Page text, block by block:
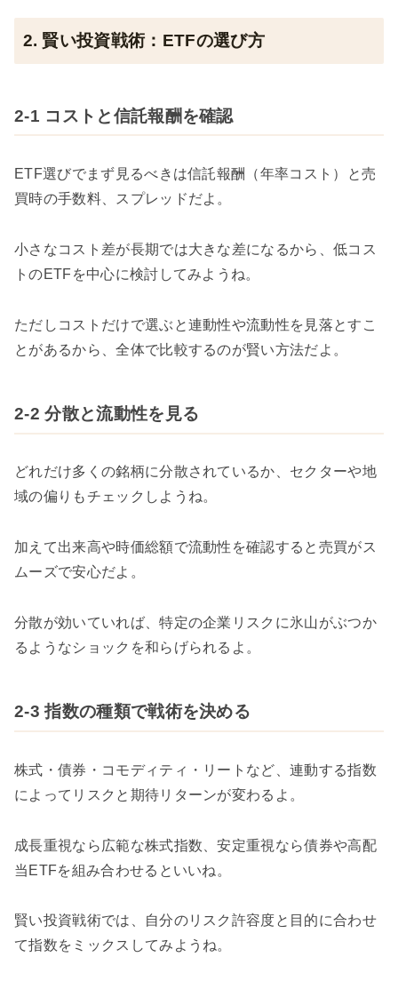
2. 賢い投資戦術：ETFの選び方
2-1 コストと信託報酬を確認
ETF選びでまず見るべきは信託報酬（年率コスト）と売
買時の手数料、スプレッドだよ。
小さなコスト差が長期では大きな差になるから、低コス
トのETFを中心に検討してみようね。
ただしコストだけで選ぶと連動性や流動性を見落とすこ
とがあるから、全体で比較するのが賢い方法だよ。
2-2 分散と流動性を見る
どれだけ多くの銘柄に分散されているか、セクターや地
域の偏りもチェックしようね。
加えて出来高や時価総額で流動性を確認すると売買がス
ムーズで安心だよ。
分散が効いていれば、特定の企業リスクに氷山がぶつか
るようなショックを和らげられるよ。
2-3 指数の種類で戦術を決める
株式・債券・コモディティ・リートなど、連動する指数
によってリスクと期待リターンが変わるよ。
成長重視なら広範な株式指数、安定重視なら債券や高配
当ETFを組み合わせるといいね。
賢い投資戦術では、自分のリスク許容度と目的に合わせ
て指数をミックスしてみようね。